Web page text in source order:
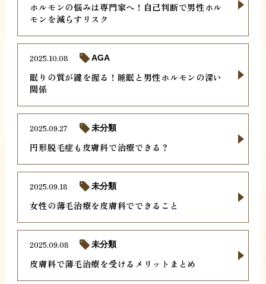
ホルモンの悩みは専門家へ！自己判断で男性ホル
モンを減らすリスク
眠りの質が鍵を握る！睡眠と男性ホルモンの深い
関係
2025.10.08 AGA
円形脱毛症も皮膚科で治療できる？
2025.09.27 未分類
女性の薄毛治療を皮膚科でできること
2025.09.18 未分類
皮膚科で薄毛治療を受けるメリットまとめ
2025.09.08 未分類